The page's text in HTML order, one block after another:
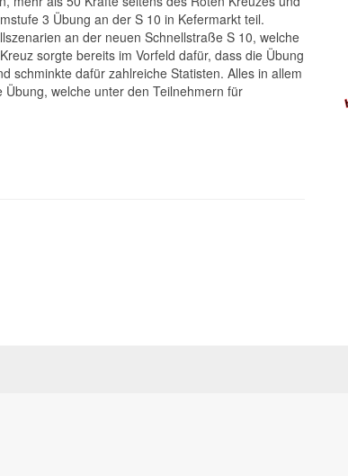
3 Übung an der S 10 in Kefermarkt teil.
an der neuen Schnellstraße S 10, welche
sorgte bereits im Vorfeld dafür, dass die Übung
schminkte dafür zahlreiche Statisten. Alles in allem
welche unter den Teilnehmern für